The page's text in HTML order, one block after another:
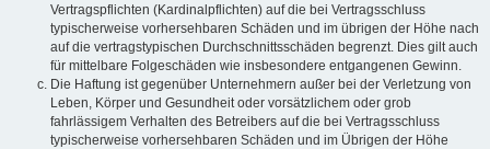
Vertragspflichten (Kardinalpflichten) auf die bei Vertragsschluss
typischerweise vorhersehbaren Schäden und im übrigen der Höhe nach
auf die vertragstypischen Durchschnittsschäden begrenzt. Dies gilt auch
für mittelbare Folgeschäden wie insbesondere entgangenen Gewinn.
Die Haftung ist gegenüber Unternehmern außer bei der Verletzung von
Leben, Körper und Gesundheit oder vorsätzlichem oder grob
fahrlässigem Verhalten des Betreibers auf die bei Vertragsschluss
typischerweise vorhersehbaren Schäden und im Übrigen der Höhe